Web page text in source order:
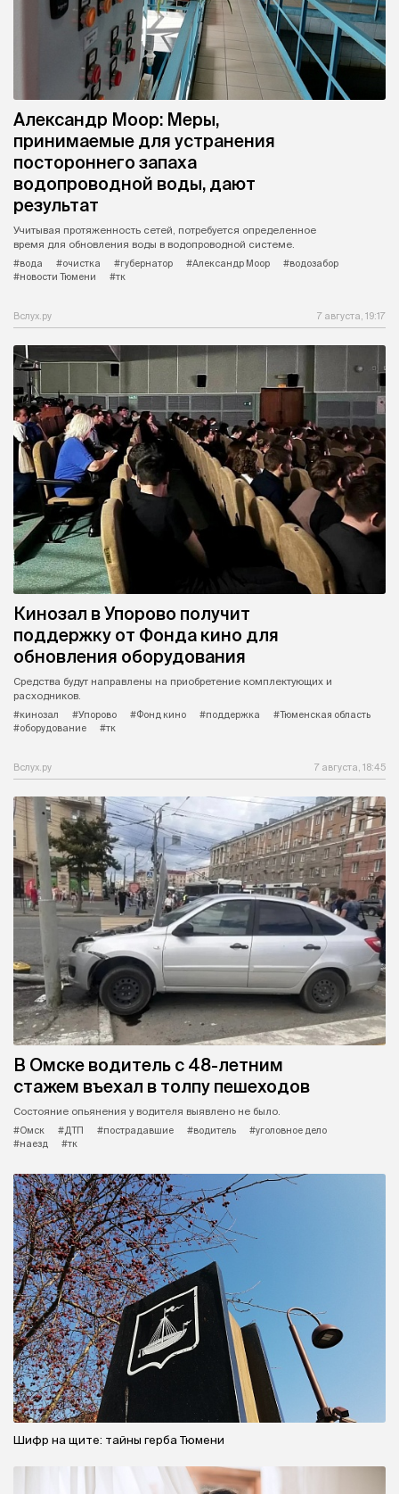
Александр Моор: Меры,
принимаемые для устранения
постороннего запаха
водопроводной воды, дают
результат
Учитывая протяженность сетей, потребуется определенное
время для обновления воды в водопроводной системе.
#вода
#очистка #губернатор #Александр Моор
#водозабор
#новости Тюмени
#тк
Вслух.ру 7 августа, 19:17
Кинозал в Упорово получит
поддержку от Фонда кино для
обновления оборудования
Средства будут направлены на приобретение комплектующих и
расходников.
#кинозал
#Упорово #Фонд кино #поддержка
#Тюменская область
#оборудование
#тк
Вслух.ру 7 августа, 18:45
В Омске водитель с 48-летним
стажем въехал в толпу пешеходов
Состояние опьянения у водителя выявлено не было.
#Омск
#ДТП #пострадавшие #водитель
#уголовное дело
#наезд
#тк
Шифр на щите: тайны герба Тюмени